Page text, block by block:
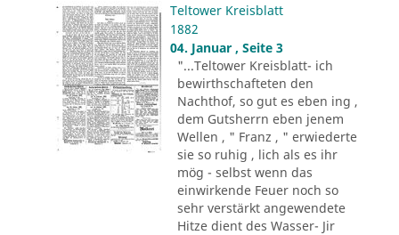
Teltower Kreisblatt
1882
04. Januar , Seite 3
"...Teltower Kreisblatt- ich
bewirthschafteten den
Nachthof, so gut es eben ing ,
dem Gutsherrn eben jenem
Wellen , " Franz , " erwiederte
sie so ruhig , lich als es ihr
mög - selbst wenn das
einwirkende Feuer noch so
sehr verstärkt angewendete
Hitze dient des Wasser- Jir